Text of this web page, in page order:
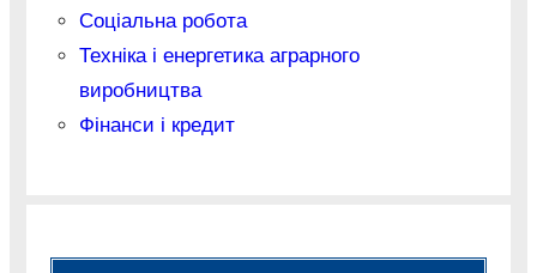
Соціальна робота
Техніка і енергетика аграрного
виробництва
Фінанси і кредит